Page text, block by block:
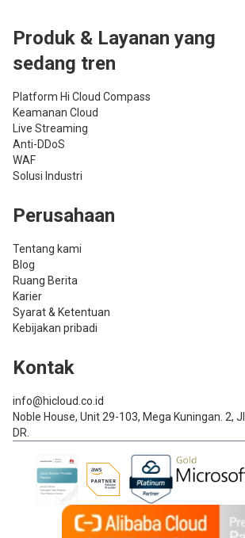
Produk & Layanan yang
sedang tren
Platform Hi Cloud Compass
Keamanan Cloud
Live Streaming
Anti-DDoS
WAF
Solusi Industri
Perusahaan
Tentang kami
Blog
Ruang Berita
Karier
Syarat & Ketentuan
Kebijakan pribadi
Kontak
info@hicloud.co.id
Noble House, Unit 29-103, Mega Kuningan. 2, Jl.
DR.